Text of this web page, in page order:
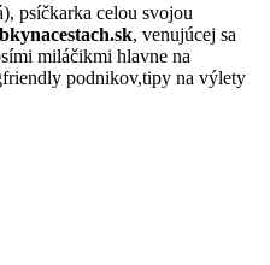
psíčkarka celou svojou
, venujúcej sa
miláčikmi hlavne na
podnikov,tipy na výlety